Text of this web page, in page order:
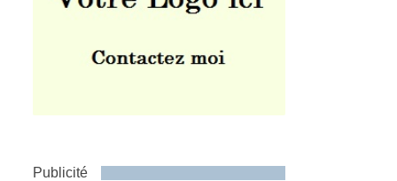
Publicité